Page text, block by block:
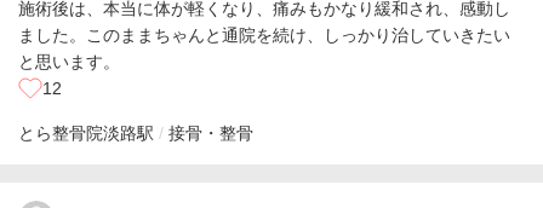
施術後は、本当に体が軽くなり、痛みもかなり緩和され、感動し
ました。このままちゃんと通院を続け、しっかり治していきたい
と思います。
12
とら整骨院淡路駅 接骨・整骨